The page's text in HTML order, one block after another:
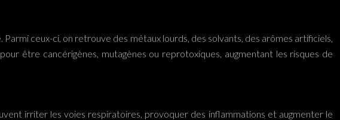
ceux-ci, on retrouve des métaux lourds, des solvants, des arômes artificiels,
être cancérigènes, mutagènes ou reprotoxiques, augmentant les risques de
irriter les voies respiratoires, provoquer des inflammations et augmenter le